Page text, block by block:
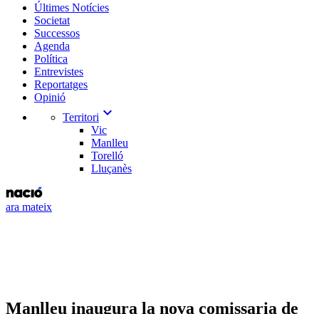
Últimes Notícies
Societat
Successos
Agenda
Política
Entrevistes
Reportatges
Opinió
Territori expand_more
Vic
Manlleu
Torelló
Lluçanès
ara mateix
Manlleu inaugura la nova comissaria de